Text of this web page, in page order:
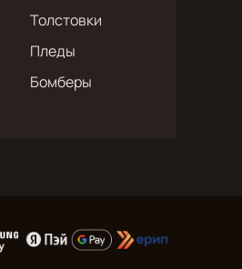
Толстовки
Пледы
Бомберы